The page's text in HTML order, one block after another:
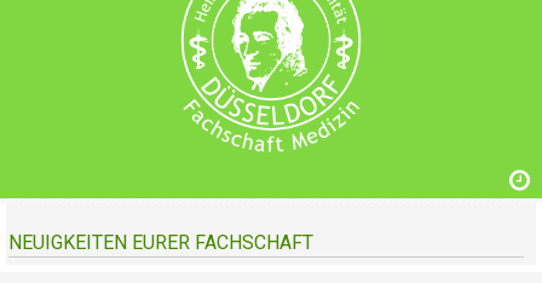
R
NEUIGKEITEN EURER FACHSCHAFT